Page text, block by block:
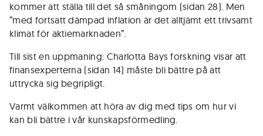
kommer att ställa till det så småningom (sidan 28). Men
”med fortsatt dämpad inflation är det alltjämt ett trivsamt
klimat för aktiemarknaden”.
Till sist en uppmaning: Charlotta Bays forskning visar att
finansexperterna (sidan 14) måste bli bättre på att
uttrycka sig begripligt.
Varmt välkommen att höra av dig med tips om hur vi
kan bli bättre i vår kunskapsförmedling.